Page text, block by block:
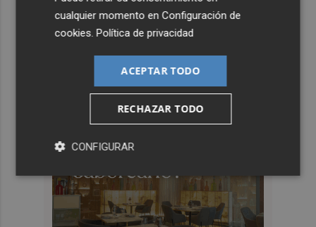
cualquier momento enConfiguración de
cookies .Política de privacidad
ACEPTAR TODO
RECHAZAR TODO
CONFIGURAR